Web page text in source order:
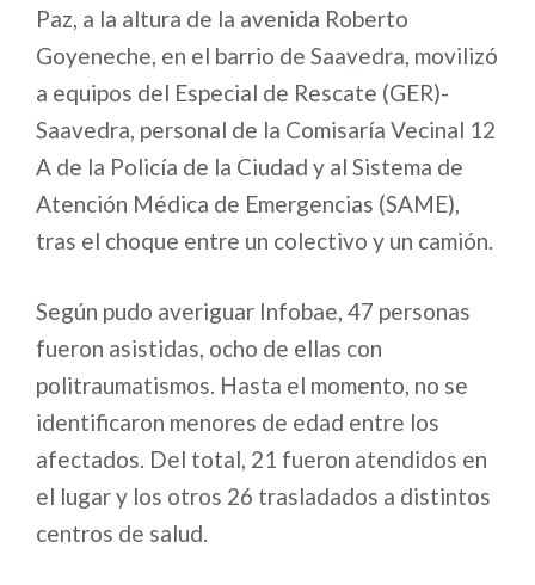
Paz, a la altura de la avenida Roberto
Goyeneche, en el barrio de Saavedra, movilizó
a equipos del Especial de Rescate (GER)-
Saavedra, personal de la Comisaría Vecinal 12
A de la Policía de la Ciudad y al Sistema de
Atención Médica de Emergencias (SAME),
tras el choque entre un colectivo y un camión.
Según pudo averiguar Infobae, 47 personas
fueron asistidas, ocho de ellas con
politraumatismos. Hasta el momento, no se
identificaron menores de edad entre los
afectados. Del total, 21 fueron atendidos en
el lugar y los otros 26 trasladados a distintos
centros de salud.